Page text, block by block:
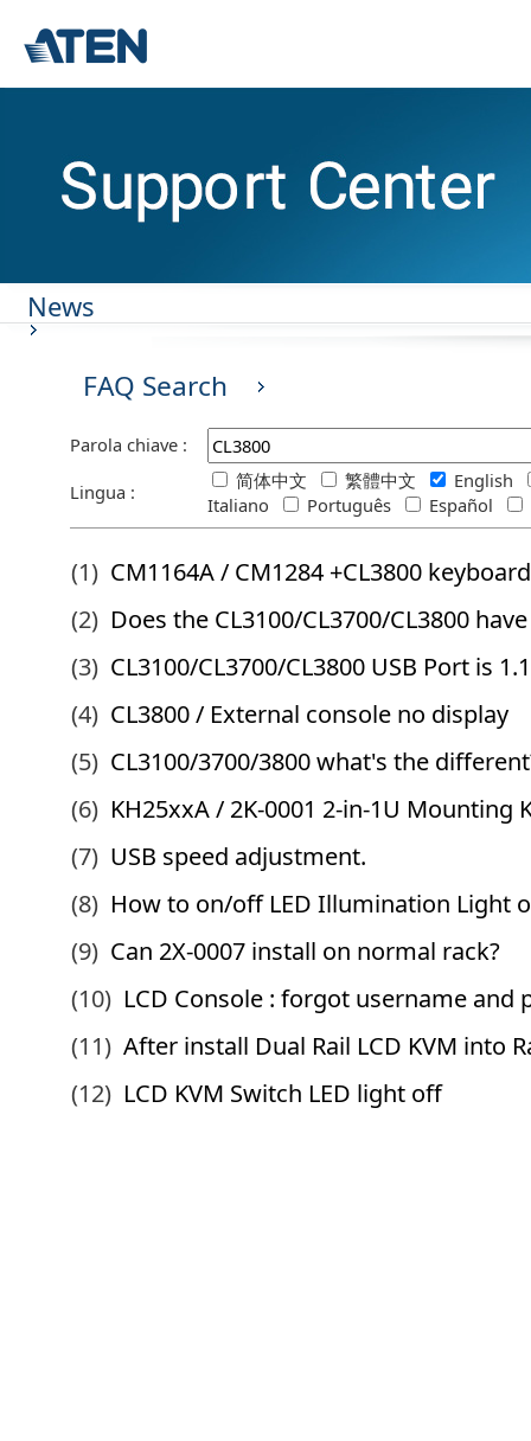
News
FAQ Search
Parola chiave :
Lingua :
简体中文 繁體中文
English
Italiano
Português Español